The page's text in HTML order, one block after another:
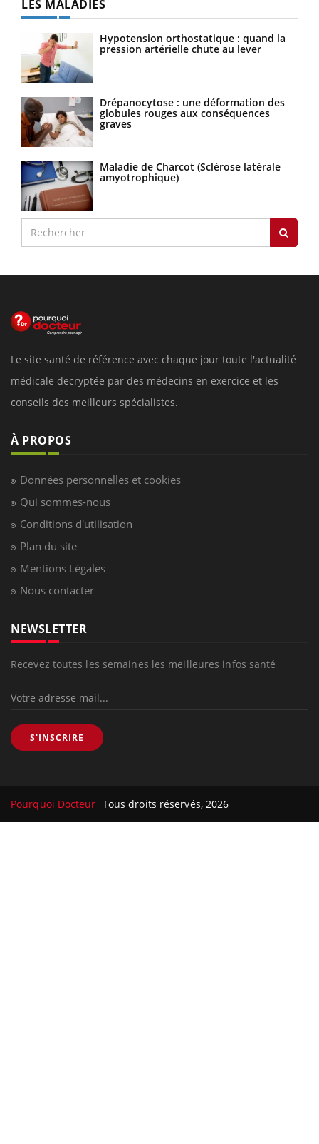
LES MALADIES
Hypotension orthostatique : quand la
pression artérielle chute au lever
Drépanocytose : une déformation des
globules rouges aux conséquences
graves
Maladie de Charcot (Sclérose latérale
amyotrophique)
Le site santé de référence avec chaque jour toute l'actualité
médicale decryptée par des médecins en exercice et les
conseils des meilleurs spécialistes.
À PROPOS
Données personnelles et cookies
Qui sommes-nous
Conditions d'utilisation
Plan du site
Mentions Légales
Nous contacter
NEWSLETTER
Recevez toutes les semaines les meilleures infos santé
S'INSCRIRE
Pourquoi Docteur Tous droits réservés, 2026